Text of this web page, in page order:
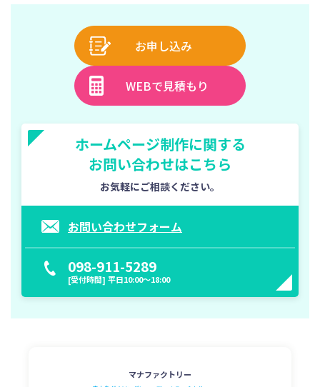
お申し込み
WEBで見積もり
ホームページ制作に関する
お問い合わせはこちら
お気軽にご相談ください。
お問い合わせフォーム
098-911-5289
[受付時間] 平日10:00〜18:00
マナファクトリー